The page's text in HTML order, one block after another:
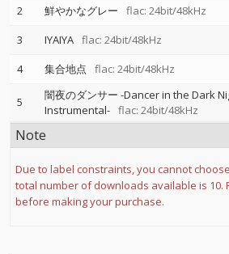
2 鮮やかなグレー flac: 24bit/48kHz
3
IYAIYA flac: 24bit/48kHz
4
集合地点 flac: 24bit/48kHz
5
闇夜のダンサー -Dancer in the Dark
Instrumental- flac: 24bit/48kHz
Note
Due to label constraints, you cannot
total number of downloads available is 10.
before making your purchase.